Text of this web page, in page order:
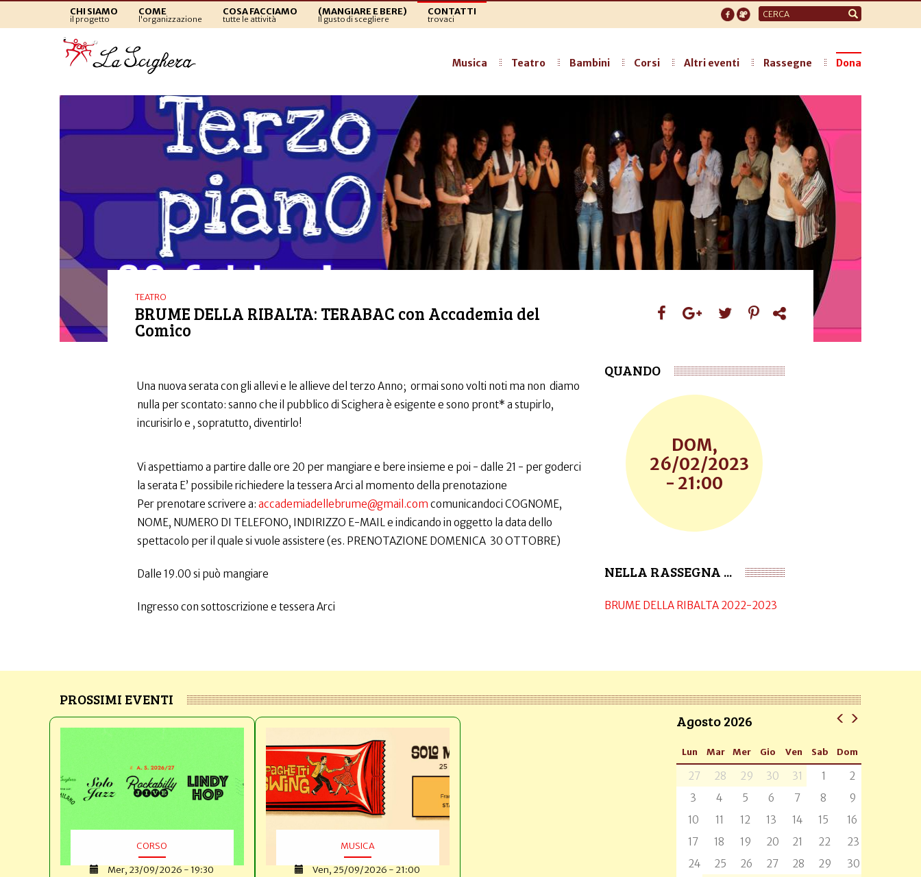
CHI SIAMO
il progetto
COME
l'organizzazione
COSA FACCIAMO
tutte le attività
(MANGIARE E BERE)
Il gusto di scegliere
CONTATTI
trovaci
Form
di
Musica Teatro Bambini Corsi Altri eventi Rassegne Dona
TEATRO
BRUME DELLA RIBALTA: TERABAC con Accademia del
Comico
Una nuova serata con gli allevi e le allieve del terzo Anno; ormai sono volti noti ma non diamo
nulla per scontato: sanno che il pubblico di Scighera è esigente e sono pront* a stupirlo,
incurisirlo e , sopratutto, diventirlo!
Vi aspettiamo a partire dalle ore 20 per mangiare e bere insieme e poi - dalle 21 - per goderci
la serata E’ possibile richiedere la tessera Arci al momento della prenotazione
Per prenotare scrivere a: accademiadellebrume@gmail.com comunicandoci COGNOME,
NOME, NUMERO DI TELEFONO, INDIRIZZO E-MAIL e indicando in oggetto la data dello
spettacolo per il quale si vuole assistere (es. PRENOTAZIONE DOMENICA 30 OTTOBRE)
Dalle 19.00 si può mangiare
Ingresso con sottoscrizione e tessera Arci
QUANDO
DOM,
26/02/2023
- 21:00
NELLA RASSEGNA ...
BRUME DELLA RIBALTA 2022-2023
PROSSIMI EVENTI
CORSO
Mer, 23/09/2026 - 19:30
MUSICA
Ven, 25/09/2026 - 21:00
Agosto 2026
Lun Mar Mer Gio Ven Sab Dom
27 28 29 30 31 1
2
3
4 5 6 7 8
9
10
11 12 13 14 15
16
17
18 19 20 21 22
23
24
25 26 27 28 29
30